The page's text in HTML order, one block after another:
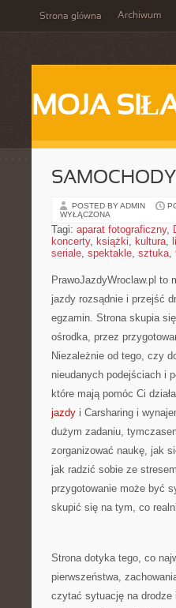
Strona główna Archiwum
MOJA
POSTED BY ADMIN
WYŁĄCZONA
Tagi: aparat fotograficzny,
koncerty, książki, kultura,
seriale, spektakle, sztuka,
PrawoJazdyWroclaw.pl to
jazdy rozsądnie i przejść
egzamin. Strona skupia
ośrodka, przez
Niezależnie od tego, czy
nieudanych podejściach i
które mają pomóc Ci
jazdy i Carsharing i
dużym zadaniu,
zorganizować naukę, jak
jak radzić sobie ze
przygotowanie może być
skupić się na tym, co
Strona dotyka tego, co
pierwszeństwa,
czytać sytuację na drodze